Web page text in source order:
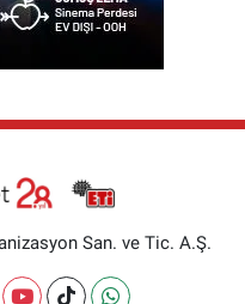
San. ve Tic. A.Ş.